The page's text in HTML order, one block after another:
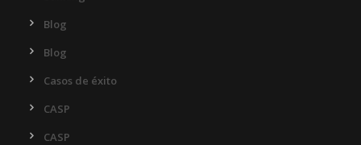
Blog
Blog
Casos de éxito
CASP
CASP